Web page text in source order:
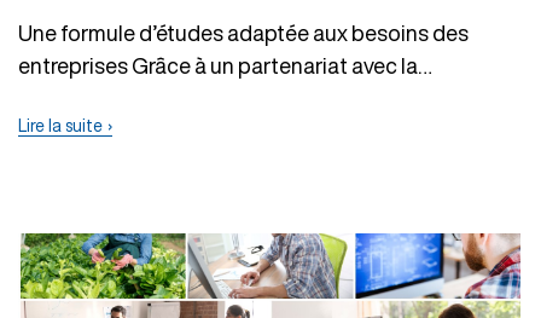
Une formule d’études adaptée aux besoins des
entreprises Grâce à un partenariat avec la
Lire la suite